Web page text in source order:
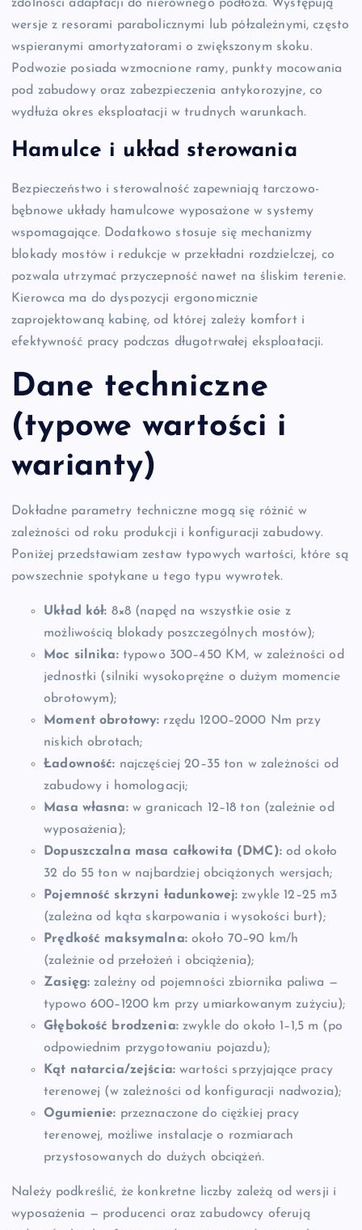
zdolności adaptacji do nierównego podłoża. Występują
wersje z resorami parabolicznymi lub półzależnymi, często
wspieranymi amortyzatorami o zwiększonym skoku.
Podwozie posiada wzmocnione ramy, punkty mocowania
pod zabudowy oraz zabezpieczenia antykorozyjne, co
wydłuża okres eksploatacji w trudnych warunkach.
Hamulce i układ sterowania
Bezpieczeństwo i sterowalność zapewniają tarczowo-
bębnowe układy hamulcowe wyposażone w systemy
wspomagające. Dodatkowo stosuje się mechanizmy
blokady mostów i redukcje w przekładni rozdzielczej, co
pozwala utrzymać przyczepność nawet na śliskim terenie.
Kierowca ma do dyspozycji ergonomicznie
zaprojektowaną kabinę, od której zależy komfort i
efektywność pracy podczas długotrwałej eksploatacji.
Dane techniczne
(typowe wartości i
warianty)
Dokładne parametry techniczne mogą się różnić w
zależności od roku produkcji i konfiguracji zabudowy.
Poniżej przedstawiam zestaw typowych wartości, które są
powszechnie spotykane u tego typu wywrotek.
Układ kół: 8×8 (napęd na wszystkie osie z
możliwością blokady poszczególnych mostów);
Moc silnika:typowo 300–450 KM, w zależności od
jednostki (silniki wysokoprężne o dużym momencie
obrotowym);
Moment obrotowy: rzędu 1200–2000 Nm przy
niskich obrotach;
Ładowność: najczęściej 20–35 ton w zależności od
zabudowy i homologacji;
Masa własna:w granicach 12–18 ton (zależnie od
wyposażenia);
Dopuszczalna masa całkowita (DMC):od około
32 do 55 ton w najbardziej obciążonych wersjach;
Pojemność skrzyni ładunkowej: zwykle 12–25 m3
(zależna od kąta skarpowania i wysokości burt);
Prędkość maksymalna:około 70–90 km/h
(zależnie od przełożeń i obciążenia);
Zasięg: zależny od pojemności zbiornika paliwa —
typowo 600–1200 km przy umiarkowanym zużyciu);
Głębokość brodzenia:zwykle do około 1–1,5 m (po
odpowiednim przygotowaniu pojazdu);
Kąt natarcia/zejścia: wartości sprzyjające pracy
terenowej (w zależności od konfiguracji nadwozia);
Ogumienie: przeznaczone do ciężkiej pracy
terenowej, możliwe instalacje o rozmiarach
przystosowanych do dużych obciążeń.
Należy podkreślić, że konkretne liczby zależą od wersji i
wyposażenia — producenci oraz zabudowcy oferują